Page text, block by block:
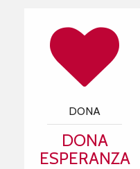
DONA
DONA
ESPERANZA